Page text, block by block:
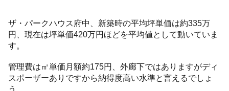
ザ・パークハウス府中、新築時の平均坪単価は約335万
円、現在は坪単価420万円ほどを平均値として動いていま
す。
管理費は㎡単価月額約175円、外廊下ではありますがディ
スポーザーありですから納得度高い水準と言えるでしょ
う。